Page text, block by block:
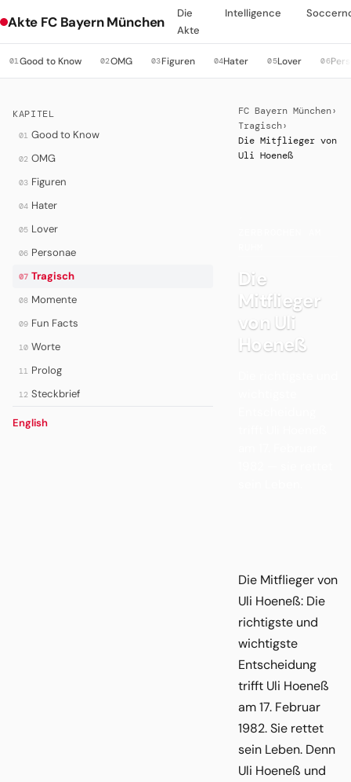
Akte FC Bayern München
Die
Akte
Intelligence
01Good to Know 02OMG 03Figuren 04Hater 05Lover 06
KAPITEL
01 Good to Know
02 OMG
03 Figuren
04 Hater
05 Lover
06 Personae
07 Tragisch
08 Momente
09 Fun Facts
10 Worte
11 Prolog
12 Steckbrief
English
FC Bayern München›
Tragisch›
Die Mitflieger von
Uli Hoeneß
Die
Mitflieger
von Uli
Hoeneß
Die Mitflieger von
Uli Hoeneß: Die
richtigste und
wichtigste
Entscheidung
trifft Uli Hoeneß
am 17. Februar
1982. Sie rettet
sein Leben. Denn
Uli Hoeneß und